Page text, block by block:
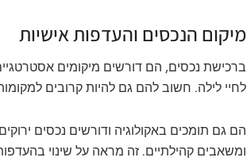
מיקום הנכסים והעדפות אישיות
ברכישת נכסים, הם דורשים מיקומים
לחיי לילה. חשוב להם גם להיות קרובים
הם גם תומכים באקולוגיה ודורשים נכסים
ומשאבים קהילתיים. זה מראה על שינוי